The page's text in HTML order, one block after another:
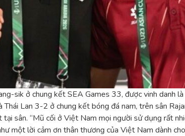
sik ở chung kết SEA Games 33, được vinh danh
Thái Lan 3-2 ở chung kết bóng đá nam, trên sân
sân. “Mũ cối ở Việt Nam mọi người sử dụng rất
một lời cảm ơn thân thương của Việt Nam dành